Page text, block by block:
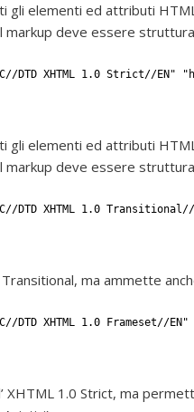
gli elementi ed attributi
deve essere
DTD XHTML 1.0 Strict//
gli elementi ed attributi
deve essere
DTD XHTML 1.0
ma ammette
DTD XHTML 1.0 Frameset//
XHTML 1.0 Strict, ma